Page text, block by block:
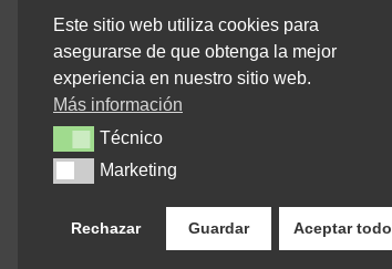
Pirelli
Este sitio web utiliza cookies para
asegurarse de que obtenga la mejor
experiencia en nuestro sitio web.
Más información
TécnicoTécnico
MarketingMarketing
Rechazar Guardar Aceptar todo